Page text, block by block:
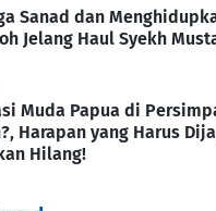
Sanad dan
Jelang Haul Syekh
Muda Papua di
Harapan yang Harus
Hilang!